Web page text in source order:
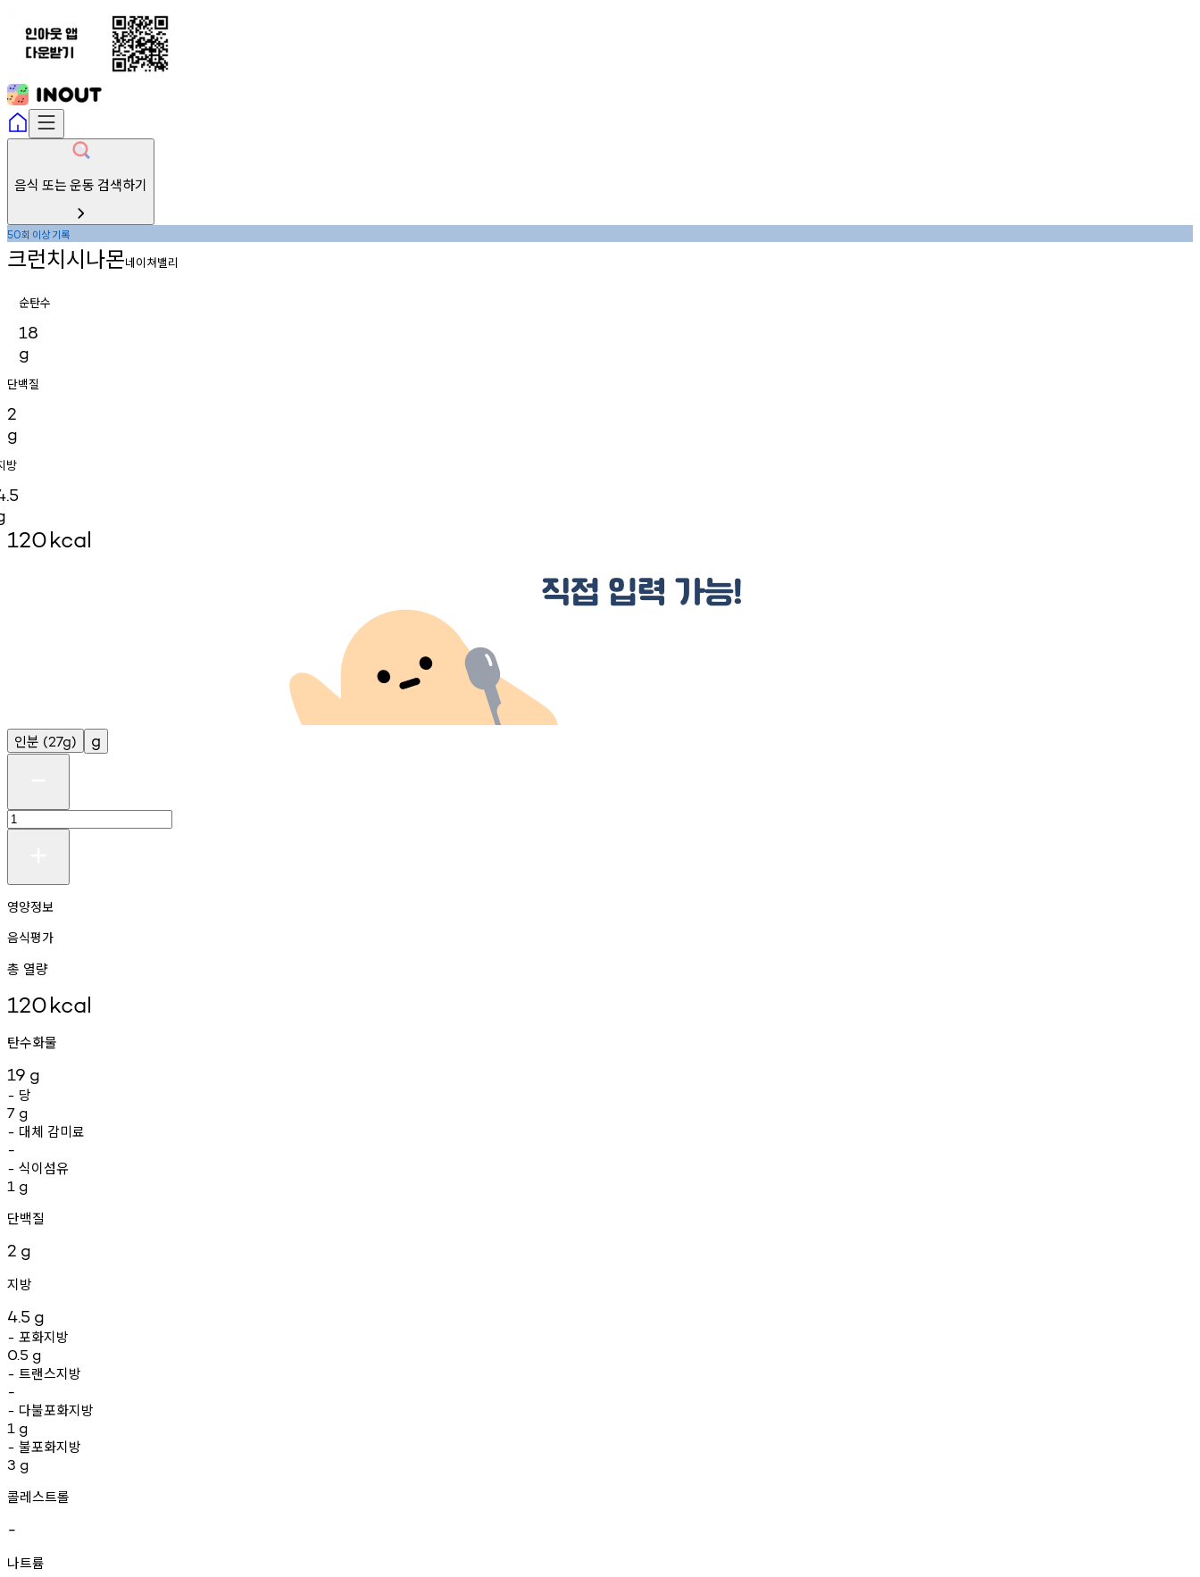
음식 또는 운동 검색하기
50회 이상기록
크런치시나몬네이쳐밸리
순탄수
18
g
단백질
2
g
방
120kcal
인분 (27g) g
영양정보
음식평가
총 열량
120kcal
탄수화물
19 g
- 당
7 g
- 대체 감미료
-
- 식이섬유
1 g
단백질
2 g
지방
4.5 g
- 포화지방
0.5 g
- 트랜스지방
-
- 다불포화지방
1 g
- 불포화지방
3 g
콜레스트롤
-
나트륨